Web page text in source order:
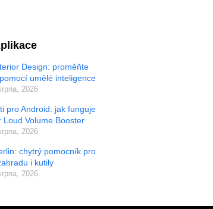
Design: proměňte
umělé inteligence
2026
pro Android: jak funguje
Loud Volume Booster
2026
chytrý pomocník pro
i kutily
2026